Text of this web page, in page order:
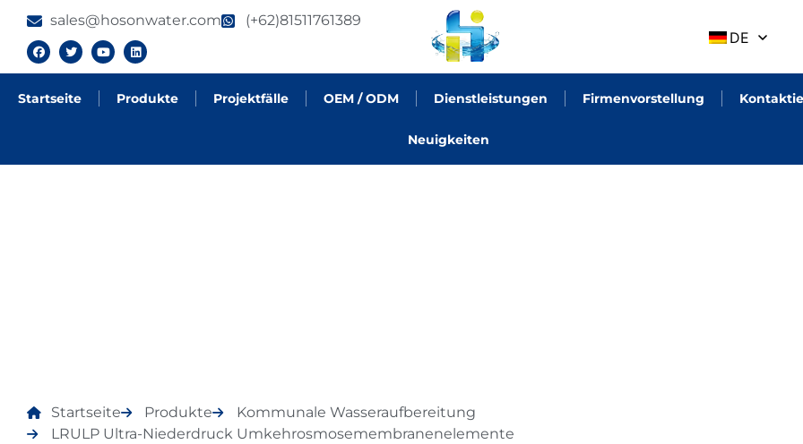
sales@hosonwater.com (+62)81511761389
DE
Startseite Produkte Projektfälle OEM / ODM Dienstleistungen Firmenvorstellung
Neuigkeiten
Startseite Produkte
Kommunale Wasseraufbereitung
LRULP Ultra-Niederdruck Umkehrosmosemembranenelemente